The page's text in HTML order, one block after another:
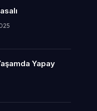
Yapay